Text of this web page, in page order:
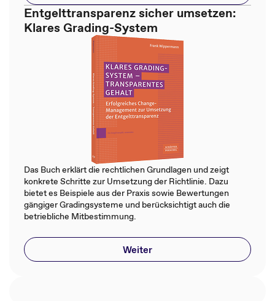
Entgelttransparenz sicher umsetzen:
Klares Grading-System
Das Buch erklärt die rechtlichen Grundlagen und zeigt
konkrete Schritte zur Umsetzung der Richtlinie. Dazu
bietet es Beispiele aus der Praxis sowie Bewertungen
gängiger Gradingsysteme und berücksichtigt auch die
betriebliche Mitbestimmung.
Weiter